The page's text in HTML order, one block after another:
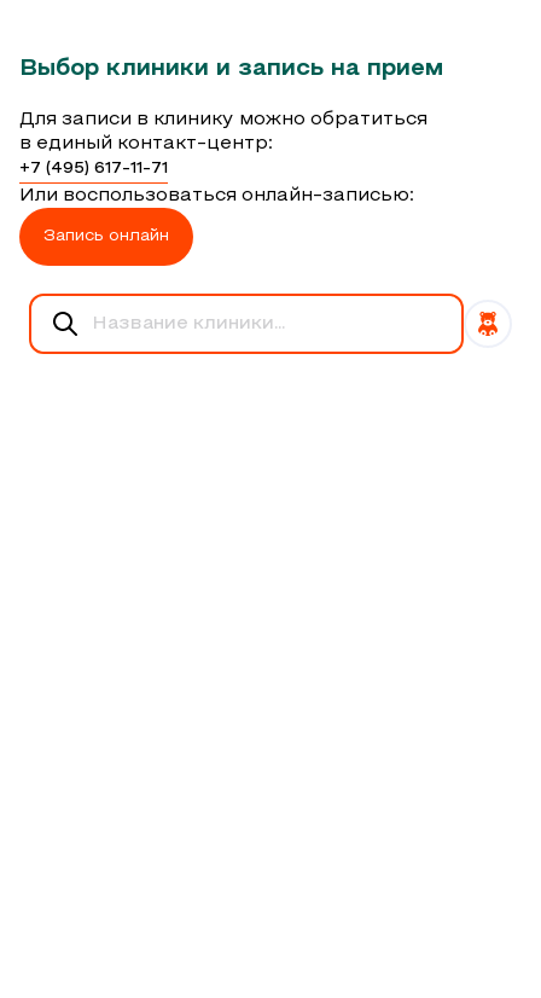
Выбор клиники и запись на прием
Для записи в клинику можно обратиться
в единый контакт-центр:
+7 (495) 617-11-71
Или воспользоваться онлайн-записью:
Запись онлайн